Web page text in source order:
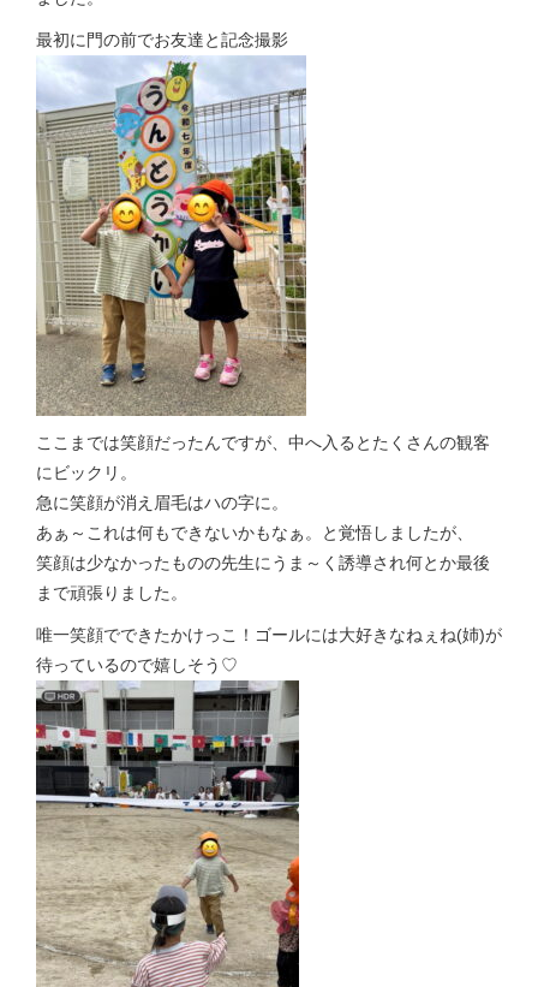
最初に門の前でお友達と記念撮影
ここまでは笑顔だったんですが、中へ入るとたくさんの観客
にビックリ。
急に笑顔が消え眉毛はハの字に。
あぁ～これは何もできないかもなぁ。と覚悟しましたが、
笑顔は少なかったものの先生にうま～く誘導され何とか最後
まで頑張りました。
唯一笑顔でできたかけっこ！ゴールには大好きなねぇね(姉)が
待っているので嬉しそう♡